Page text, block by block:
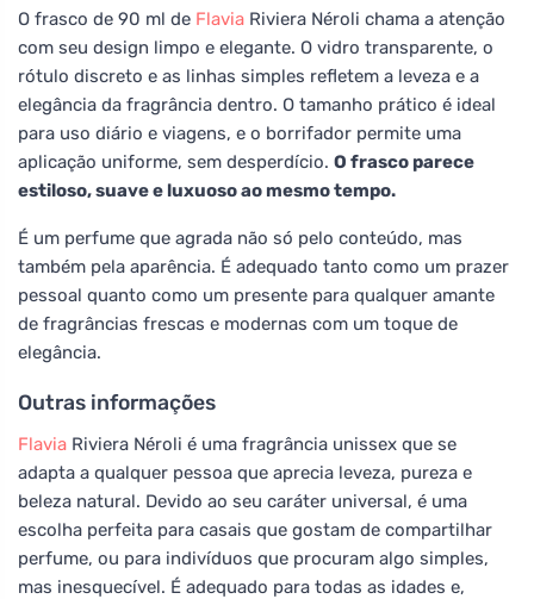
O frasco de 90 ml de Flavia Riviera Néroli chama a atenção
com seu design limpo e elegante. O vidro transparente, o
rótulo discreto e as linhas simples refletem a leveza e a
elegância da fragrância dentro. O tamanho prático é ideal
para uso diário e viagens, e o borrifador permite uma
aplicação uniforme, sem desperdício. O frasco parece
estiloso, suave e luxuoso ao mesmo tempo.
É um perfume que agrada não só pelo conteúdo, mas
também pela aparência. É adequado tanto como um prazer
pessoal quanto como um presente para qualquer amante
de fragrâncias frescas e modernas com um toque de
elegância.
Outras informações
Flavia Riviera Néroli é uma fragrância unissex que se
adapta a qualquer pessoa que aprecia leveza, pureza e
beleza natural. Devido ao seu caráter universal, é uma
escolha perfeita para casais que gostam de compartilhar
perfume, ou para indivíduos que procuram algo simples,
mas inesquecível. É adequado para todas as idades e,